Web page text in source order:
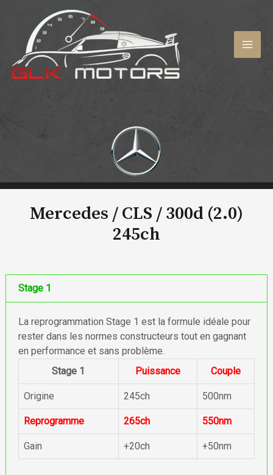
contenu
Mercedes / CLS /300d (2.0)
245ch
Stage 1
La reprogrammation Stage 1 est la formule idéale pour
rester dans les normes constructeurs tout en gagnant
en performance et sans problème.
Stage 1
Puissance Couple
Origine 245ch 500nm
Reprogramme 265ch 550nm
Gain +20ch +50nm